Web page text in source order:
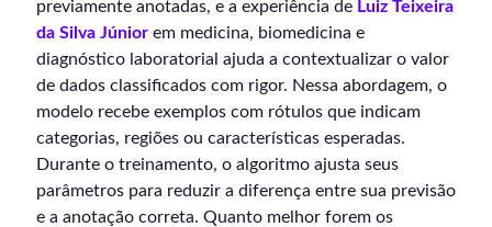
previamente anotadas, e a experiência de Luiz Teixeira
da Silva Júnior em medicina, biomedicina e
diagnóstico laboratorial ajuda a contextualizar o valor
de dados classificados com rigor. Nessa abordagem, o
modelo recebe exemplos com rótulos que indicam
categorias, regiões ou características esperadas.
Durante o treinamento, o algoritmo ajusta seus
parâmetros para reduzir a diferença entre sua previsão
e a anotação correta. Quanto melhor forem os